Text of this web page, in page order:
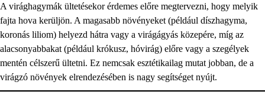
A virághagymák ültetésekor érdemes előre megtervezni, hogy melyik
fajta hova kerüljön. A magasabb növényeket (például díszhagyma,
koronás liliom) helyezd hátra vagy a virágágyás közepére, míg az
alacsonyabbakat (például krókusz, hóvirág) előre vagy a szegélyek
mentén célszerű ültetni. Ez nemcsak esztétikailag mutat jobban, de a
virágzó növények elrendezésében is nagy segítséget nyújt.